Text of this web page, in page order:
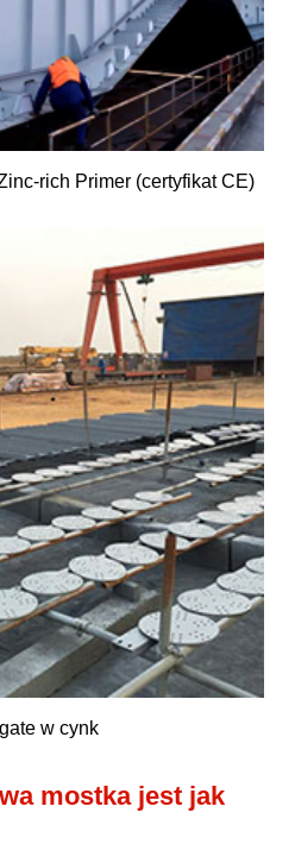
rich Primer (certyfikat CE)
w cynk
mostka jest jak